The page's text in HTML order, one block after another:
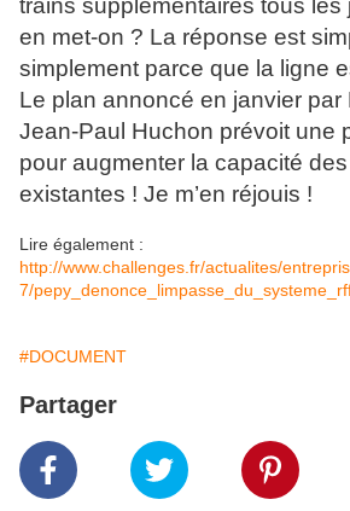
en met-on ? La réponse est
simplement parce que la ligne
Le plan annoncé en janvier par
Jean-Paul Huchon prévoit une
pour augmenter la capacité
existantes ! Je m’en réjouis !
Lire également :
http://www.challenges.fr/actualites/
7/
#DOCUMENT
Partager